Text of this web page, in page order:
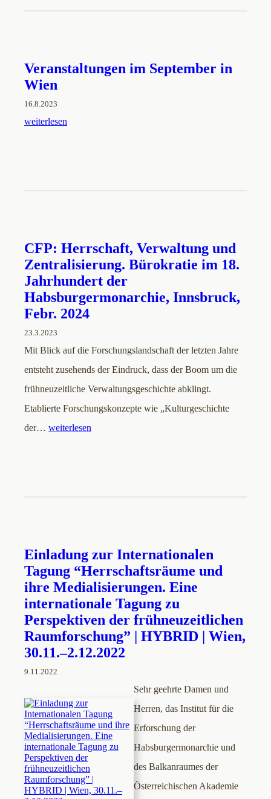
Veranstaltungen im September in
Wien
16.8.2023
weiterlesen
CFP: Herrschaft, Verwaltung und
Zentralisierung. Bürokratie im 18.
Jahrhundert der
Habsburgermonarchie, Innsbruck,
Febr. 2024
23.3.2023
Mit Blick auf die Forschungslandschaft der letzten Jahre
entsteht zusehends der Eindruck, dass der Boom um die
frühneuzeitliche Verwaltungsgeschichte abklingt.
Etablierte Forschungskonzepte wie „Kulturgeschichte
der… weiterlesen
Einladung zur Internationalen
Tagung “Herrschaftsräume und
ihre Medialisierungen. Eine
internationale Tagung zu
Perspektiven der frühneuzeitlichen
Raumforschung” | HYBRID | Wien,
30.11.–2.12.2022
9.11.2022
Sehr geehrte Damen und
Herren, das Institut für die
Erforschung der
Habsburgermonarchie und
des Balkanraumes der
Österreichischen Akademie